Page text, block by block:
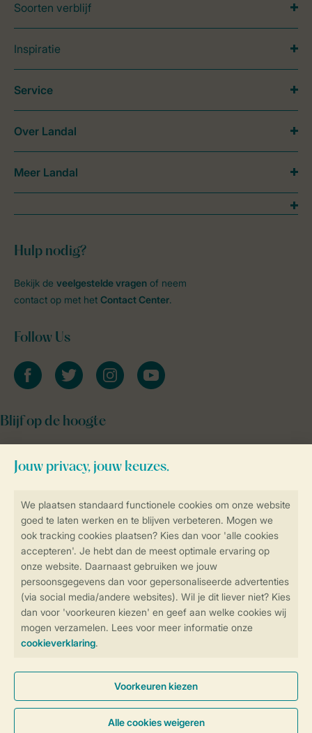
privacy
Veilig en snel online boeken
SSL certificaat
Veilige gegevensoverdracht
Veilige betaling
Soorten verblijf
Inspiratie
Hulp nodig?
Bekijk de veelgestelde vragen of neem
contact op met het Contact Center.
Follow Us
facebooktwitter instagramyoutube
Blijf op de hoogte
Service
Over Landal
Meer Landal